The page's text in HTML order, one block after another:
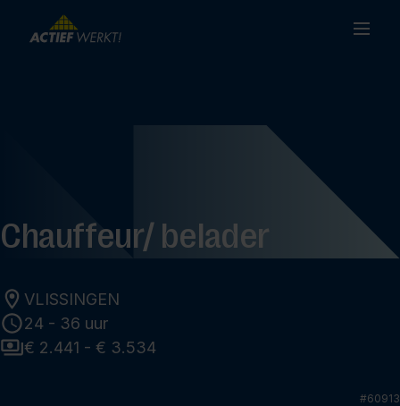
Chauffeur/ belader
VLISSINGEN
24 - 36 uur
€ 2.441 - € 3.534
#60913